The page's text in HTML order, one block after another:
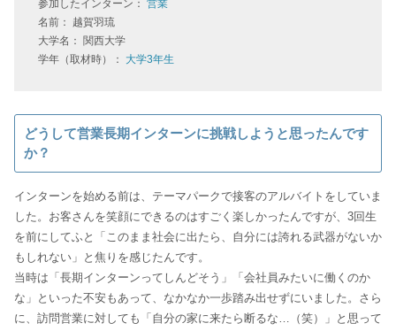
参加したインターン： 営業
名前： 越賀羽琉
大学名： 関西大学
学年（取材時）： 大学3年生
どうして営業長期インターンに挑戦しようと思ったんです
か？
インターンを始める前は、テーマパークで接客のアルバイトをしていま
した。お客さんを笑顔にできるのはすごく楽しかったんですが、3回生
を前にしてふと「このまま社会に出たら、自分には誇れる武器がないか
もしれない」と焦りを感じたんです。
当時は「長期インターンってしんどそう」「会社員みたいに働くのか
な」といった不安もあって、なかなか一歩踏み出せずにいました。さら
に、訪問営業に対しても「自分の家に来たら断るな…（笑）」と思って